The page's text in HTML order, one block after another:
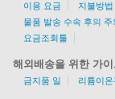
이용 요금
지불방법
물품 발송 수속 후의 주
요금조회툴
해외배송을 위한 가
금지품 일 리튬이